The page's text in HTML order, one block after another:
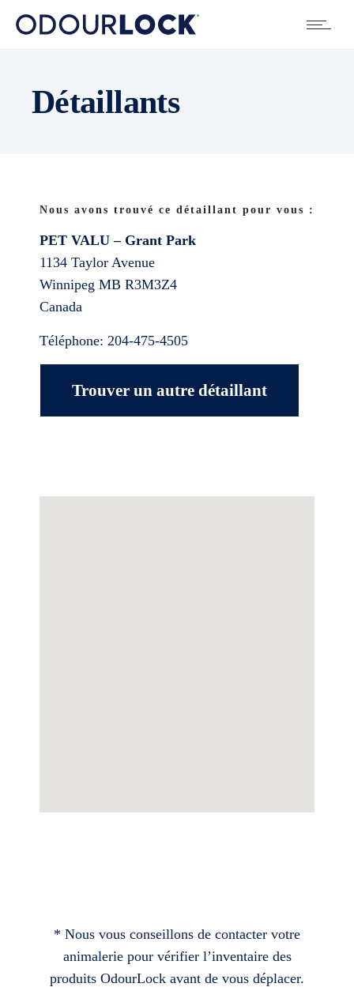
Détaillants
Nous avons trouvé ce détaillant pour vous :
PET VALU – Grant Park
1134 Taylor Avenue
Winnipeg MB R3M3Z4
Canada
Téléphone: 204-475-4505
Trouver un autre détaillant
* Nous vous conseillons de contacter votre
animalerie pour vérifier l’inventaire des
produits OdourLock avant de vous déplacer.